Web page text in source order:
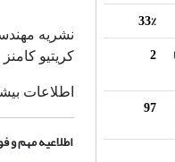
33%
2
97
نشریه
کریتیو کامنز
اطلاعات
اطلاعیه مهم و